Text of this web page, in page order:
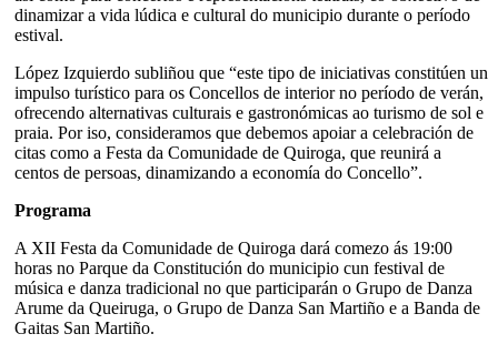
dinamizar a vida lúdica e cultural do municipio durante o período
estival.
López Izquierdo subliñou que “este tipo de iniciativas constitúen un
impulso turístico para os Concellos de interior no período de verán,
ofrecendo alternativas culturais e gastronómicas ao turismo de sol e
praia. Por iso, consideramos que debemos apoiar a celebración de
citas como a Festa da Comunidade de Quiroga, que reunirá a
centos de persoas, dinamizando a economía do Concello”.
Programa
A XII Festa da Comunidade de Quiroga dará comezo ás 19:00
horas no Parque da Constitución do municipio cun festival de
música e danza tradicional no que participarán o Grupo de Danza
Arume da Queiruga, o Grupo de Danza San Martiño e a Banda de
Gaitas San Martiño.